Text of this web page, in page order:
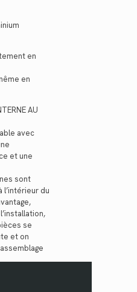
en
en
AU
avec
et une
sont
du
se
et on